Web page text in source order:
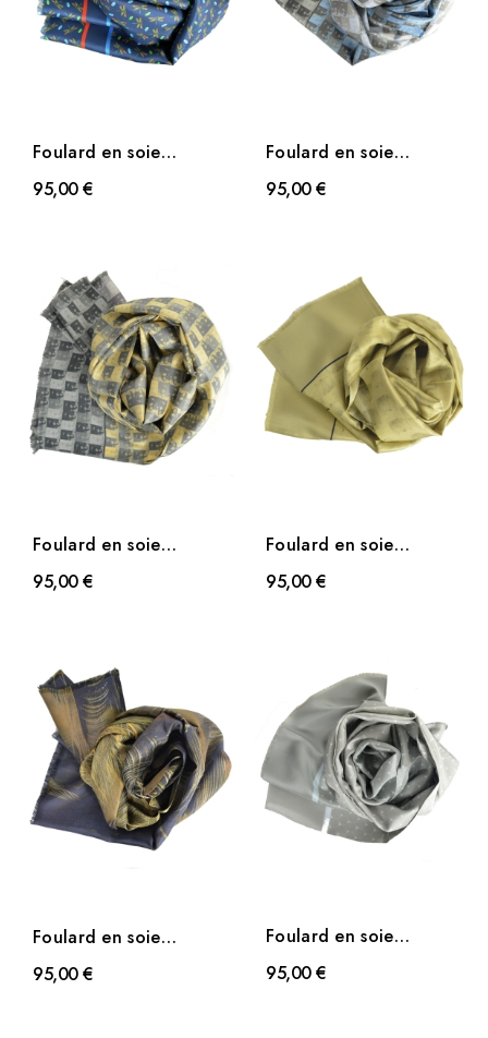
Foulard en soie
homme Dragon fly
bleu de...
95,00 €
Foulard en soie
homme Joconde de
Vinci bleu
95,00 €
Foulard en soie
homme Joconde de
Vinci jaune
95,00 €
Foulard en soie
Homme de Vitruve
95,00 €
Foulard en soie
homme Plumes brunes
95,00 €
Foulard en soie
homme Ecaille de Dufy
gris
95,00 €